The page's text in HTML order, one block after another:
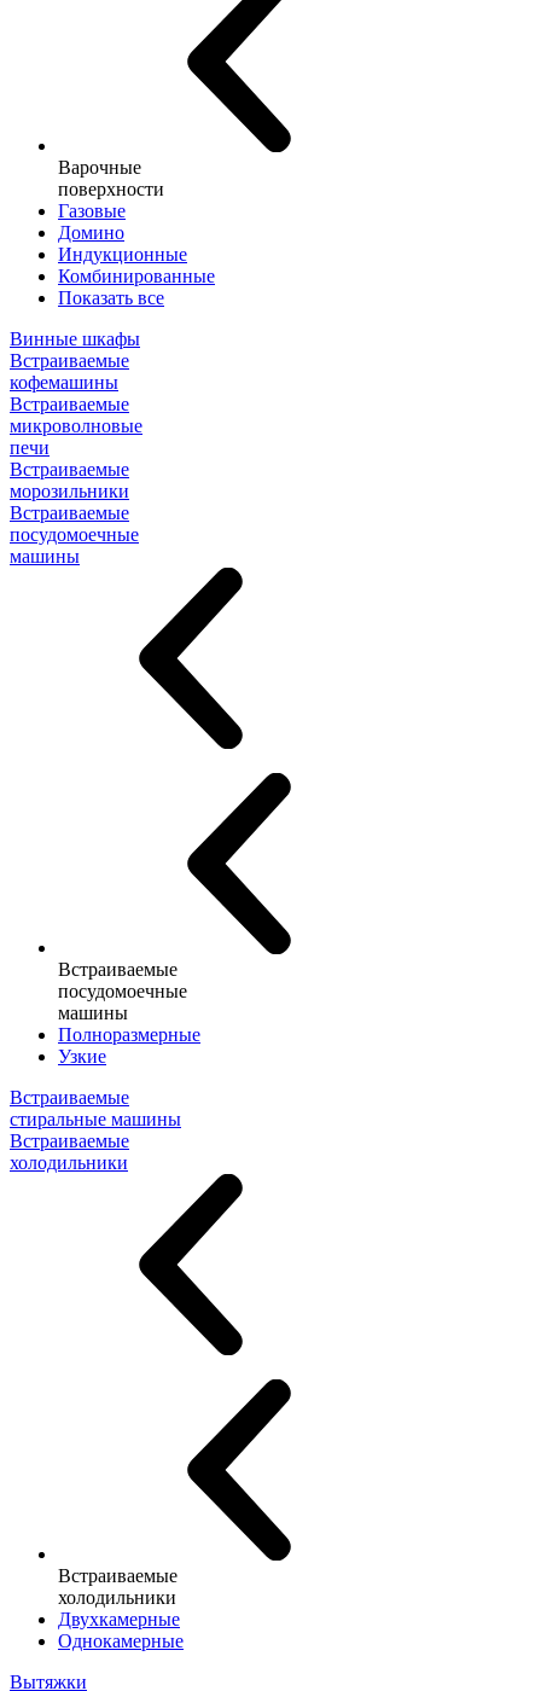
Варочные
поверхности
Газовые
Домино
Индукционные
Комбинированные
Показать все
Винные шкафы
Встраиваемые
кофемашины
Встраиваемые
микроволновые
печи
Встраиваемые
морозильники
Встраиваемые
посудомоечные
машины
Встраиваемые
посудомоечные
машины
Полноразмерные
Узкие
Встраиваемые
стиральные машины
Встраиваемые
холодильники
Встраиваемые
холодильники
Двухкамерные
Однокамерные
Вытяжки